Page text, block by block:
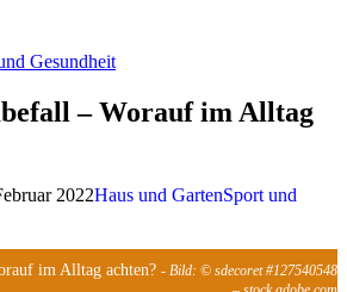
Gesundheit
– Worauf im Alltag
2022Haus und GartenSport und
im Alltag achten? - Bild: © sdecoret #127540548